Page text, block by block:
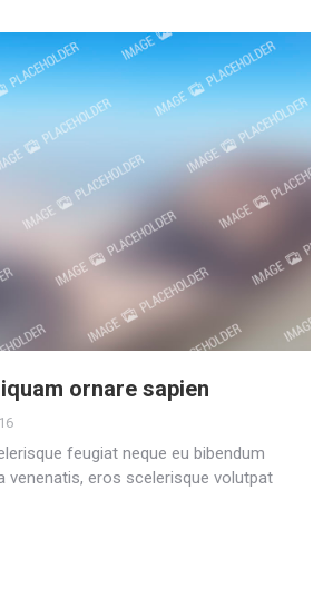
ornare sapien
feugiat neque eu bibendum
venenatis, eros scelerisque volutpat